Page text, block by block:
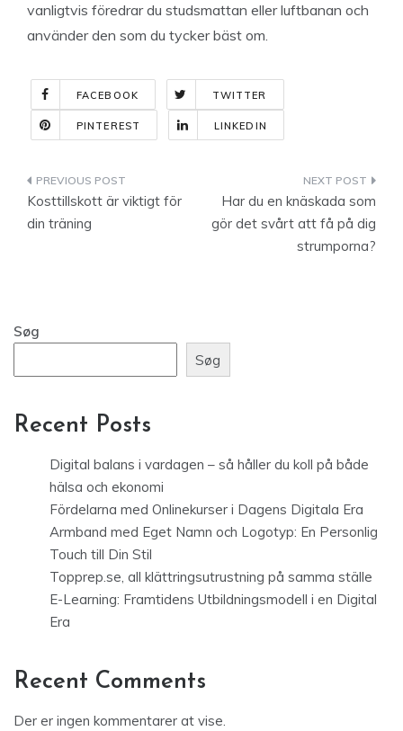
vanligtvis föredrar du studsmattan eller luftbanan och
använder den som du tycker bäst om.
FACEBOOK TWITTER
PINTEREST LINKEDIN
Indlægsnavigation
Kosttillskott är viktigt för
din träning
Har du en knäskada som
gör det svårt att få på dig
strumporna?
Søg
Søg
Recent Posts
Digital balans i vardagen – så håller du koll på både
hälsa och ekonomi
Fördelarna med Onlinekurser i Dagens Digitala Era
Armband med Eget Namn och Logotyp: En Personlig
Touch till Din Stil
Topprep.se, all klättringsutrustning på samma ställe
E-Learning: Framtidens Utbildningsmodell i en Digital
Era
Recent Comments
Der er ingen kommentarer at vise.